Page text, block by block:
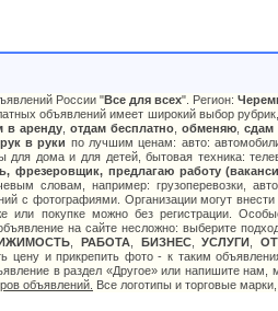
России "Все для всех". Регион:
объявлений имеет широкий выбор
в аренду отдам бесплатно обменяю сдам
в руки по лучшим ценам: авто:
для дома и для детей, бытовая техника:
фрезеровщик, предлагаю работу
словам, например: грузоперевозки,
с фотографиями. Организации могут
или покупке можно без регистрации.
на сайте несложно: выберите
, РАБОТА, БИЗНЕС,УСЛУГИ ,
цену и прикрепить фото - к таким
в раздел «Другое» или напишите
объявлений. Все логотипы и торговые